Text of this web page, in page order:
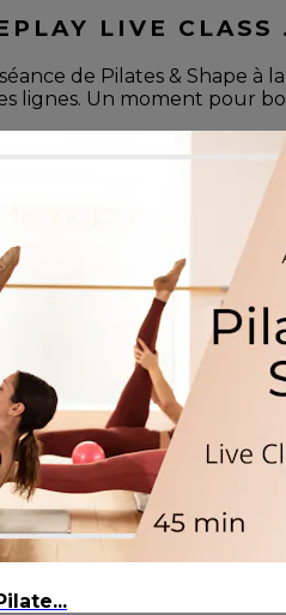
LIVE CLASS
de Pilates & Shape
lignes. Un moment pour